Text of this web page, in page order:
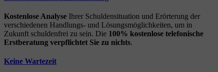
Kostenlose Analyse Ihrer Schuldensituation und Erörterung der
verschiedenen Handlungs- und Lösungsmöglichkeiten, um in
Zukunft schuldenfrei zu sein. Die 100% kostenlose telefonische
Erstberatung verpflichtet Sie zu nichts.
Keine Wartezeit